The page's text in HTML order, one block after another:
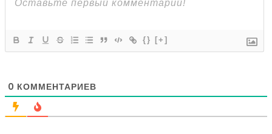
{} [+]
0 КОММЕНТАРИЕВ